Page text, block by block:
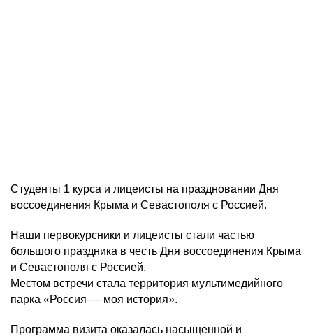
Студенты 1 курса и лицеисты на праздновании Дня
воссоединения Крыма и Севастополя с Россией.
Наши первокурсники и лицеисты стали частью
большого праздника в честь Дня воссоединения Крыма
и Севастополя с Россией.
Местом встречи стала территория мультимедийного
парка «Россия — моя история».
Программа визита оказалась насыщенной и